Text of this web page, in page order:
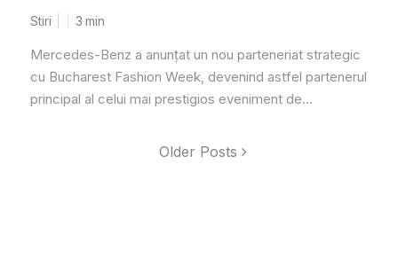
Stiri 3 min
Mercedes-Benz a anunțat un nou parteneriat strategic
cu Bucharest Fashion Week, devenind astfel partenerul
principal al celui mai prestigios eveniment de...
Older Posts